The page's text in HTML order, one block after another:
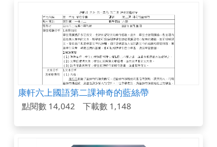
康軒六上國語第二課神奇的藍絲帶
點閱數 14,042 下載數 1,148